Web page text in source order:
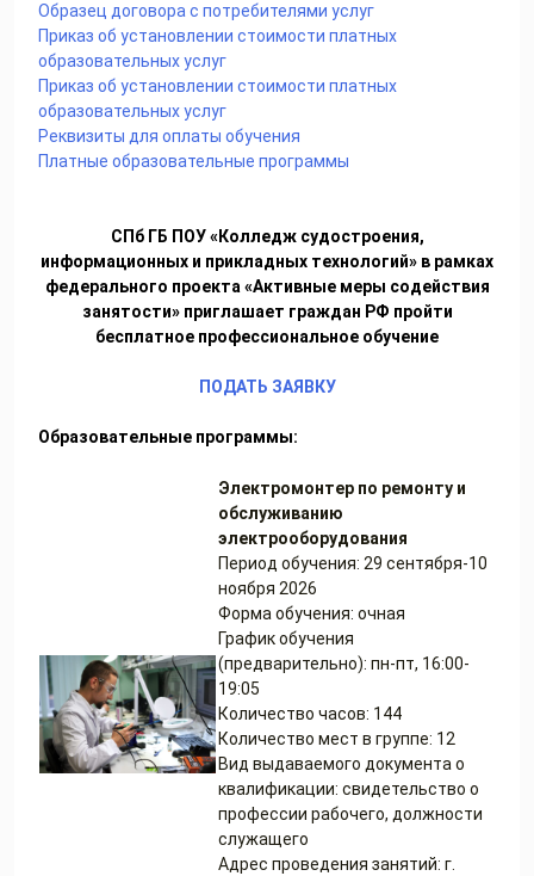
Образец договора с потребителями услуг
Приказ об установлении стоимости платных
образовательных услуг
Приказ об установлении стоимости платных
образовательных услуг
Реквизиты для оплаты обучения
Платные образовательные программы
СПб ГБ ПОУ «Колледж судостроения,
информационных и прикладных технологий» в рамках
федерального проекта «Активные меры содействия
занятости» приглашает граждан РФ пройти
бесплатное профессиональное обучение
ПОДАТЬ ЗАЯВКУ
Образовательные программы:
Электромонтер по ремонту и
обслуживанию
электрооборудования
Период обучения: 29 сентября-10
ноября 2026
Форма обучения: очная
График обучения
(предварительно): пн-пт, 16:00-
19:05
Количество часов: 144
Количество мест в группе: 12
Вид выдаваемого документа о
квалификации: свидетельство о
профессии рабочего, должности
служащего
Адрес проведения занятий: г.